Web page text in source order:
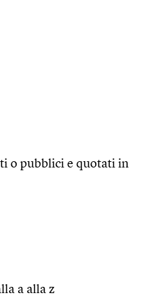
o pubblici e quotati in
a alla z